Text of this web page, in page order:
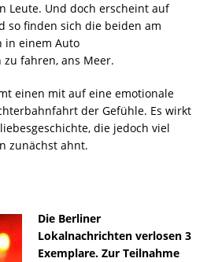
Leute. Und doch erscheint auf
so finden sich die beiden am
in einem Auto
fahren, ans Meer.
einen mit auf eine emotionale
der Gefühle. Es wirkt
die jedoch viel
zunächst ahnt.
Die Berliner
Lokalnachrichten verlosen 3
Exemplare. Zur Teilnahme